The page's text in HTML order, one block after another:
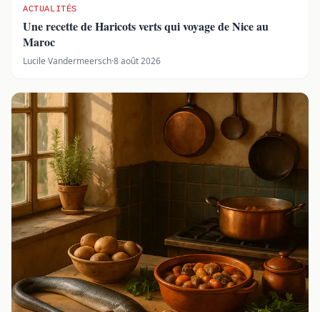
ACTUALITÉS
Une recette de Haricots verts qui voyage de Nice au
Maroc
Lucile Vandermeersch·8 août 2026